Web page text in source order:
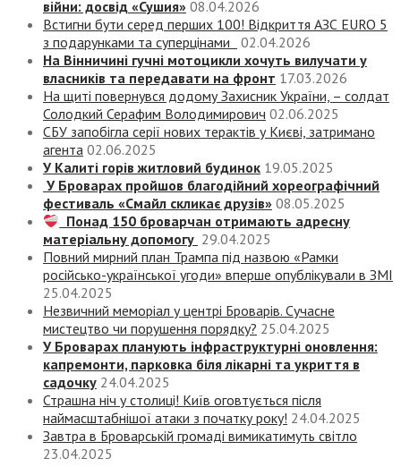
війни: досвід «Сушия» 08.04.2026
Встигни бути серед перших 100! Відкриття АЗС EURO 5
з подарунками та суперцінами
02.04.2026
На Вінничині гучні мотоцикли хочуть вилучати у
власників та передавати на фронт 17.03.2026
На щиті повернувся додому Захисник України, – солдат
Солодкий Серафим Володимирович 02.06.2025
СБУ запобігла серії нових терактів у Києві, затримано
агента 02.06.2025
У Калиті горів житловий будинок 19.05.2025
У Броварах пройшов благодійний хореографічний
фестиваль «Смайл скликає друзів» 08.05.2025
Понад 150 броварчан отримають адресну
матеріальну допомогу 29.04.2025
Повний мирний план Трампа під назвою «‎Рамки
російсько-української угоди» вперше опублікували в ЗМІ
25.04.2025
Незвичний меморіал у центрі Броварів. Сучасне
мистецтво чи порушення порядку? 25.04.2025
У Броварах планують інфраструктурні оновлення:
капремонти, парковка біля лікарні та укриття в
садочку 24.04.2025
Страшна ніч у столиці! Київ оговтується після
наймасштабнішої атаки з початку року! 24.04.2025
Завтра в Броварській громаді вимикатимуть світло
23.04.2025